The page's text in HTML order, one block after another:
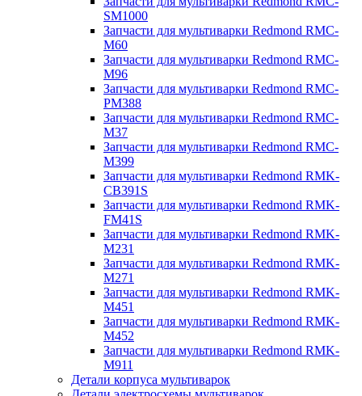
SM1000
Запчасти для мультиварки Redmond RMC-
M60
Запчасти для мультиварки Redmond RMC-
M96
Запчасти для мультиварки Redmond RMC-
PM388
Запчасти для мультиварки Redmond RMC-
M37
Запчасти для мультиварки Redmond RMC-
M399
Запчасти для мультиварки Redmond RMK-
CB391S
Запчасти для мультиварки Redmond RMK-
FM41S
Запчасти для мультиварки Redmond RMK-
M231
Запчасти для мультиварки Redmond RMK-
M271
Запчасти для мультиварки Redmond RMK-
M451
Запчасти для мультиварки Redmond RMK-
M452
Запчасти для мультиварки Redmond RMK-
M911
Детали корпуса мультиварок